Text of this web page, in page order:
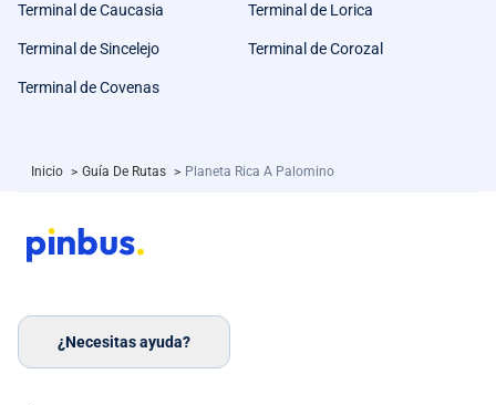
Terminal de Caucasia Terminal de Lorica
Terminal de Sincelejo Terminal de Corozal
Terminal de Covenas
Inicio > Guía De Rutas > Planeta Rica A Palomino
¿Necesitas ayuda?